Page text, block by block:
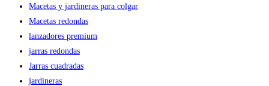
Macetas y jardineras para colgar
Macetas redondas
lanzadores premium
jarras redondas
Jarras cuadradas
jardineras